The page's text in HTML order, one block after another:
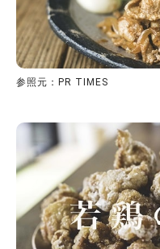
参照元：PR TIMES